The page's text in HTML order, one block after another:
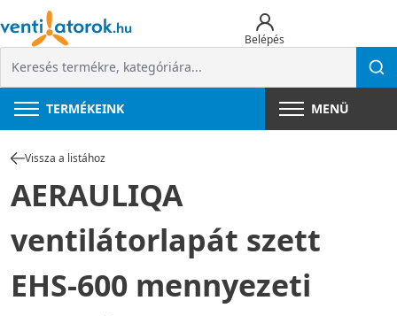
Belépés
TERMÉKEINK MENÜ
Vissza a listához
AERAULIQA
ventilátorlapát szett
EHS-600 mennyezeti